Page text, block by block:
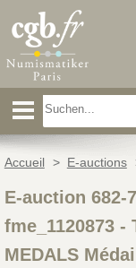
Accueil > E-auctions
E-auction 682-
fme_1120873-
MEDALS